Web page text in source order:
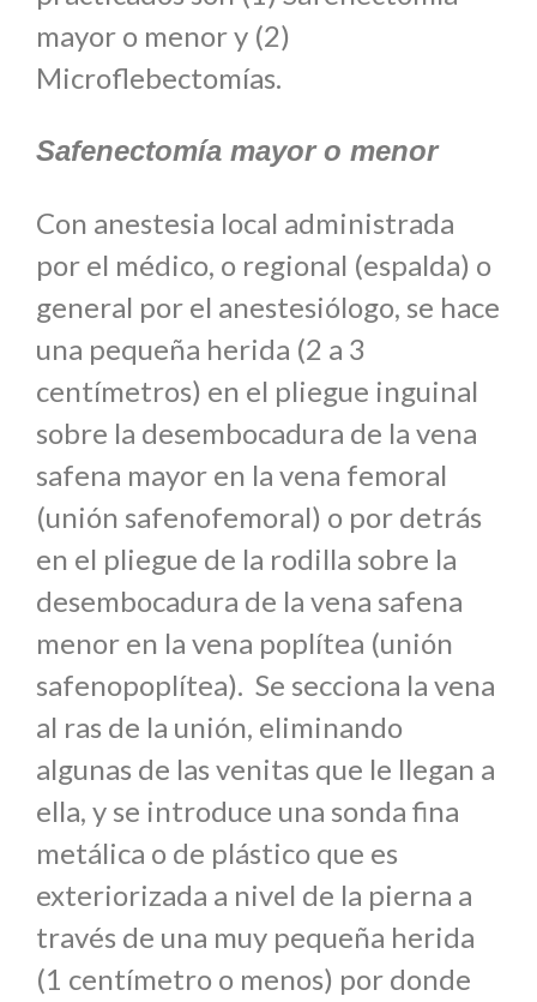
mayor o menor y (2)
Microflebectomías.
Safenectomía mayor o menor
Con anestesia local administrada
por el médico, o regional (espalda) o
general por el anestesiólogo, se hace
una pequeña herida (2 a 3
centímetros) en el pliegue inguinal
sobre la desembocadura de la vena
safena mayor en la vena femoral
(unión safenofemoral) o por detrás
en el pliegue de la rodilla sobre la
desembocadura de la vena safena
menor en la vena poplítea (unión
safenopoplítea). Se secciona la vena
al ras de la unión, eliminando
algunas de las venitas que le llegan a
ella, y se introduce una sonda fina
metálica o de plástico que es
exteriorizada a nivel de la pierna a
través de una muy pequeña herida
(1 centímetro o menos) por donde